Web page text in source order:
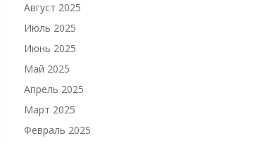
Август 2025
Июль 2025
Июнь 2025
Май 2025
Апрель 2025
Март 2025
Февраль 2025